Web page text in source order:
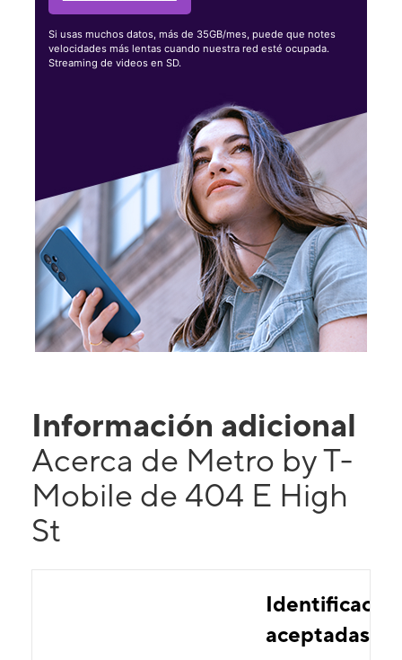
Si usas muchos datos, más de 35GB/mes, puede que notes
velocidades más lentas cuando nuestra red esté ocupada.
Streaming de videos en SD.
Información adicional
Acerca de Metro by T-
Mobile de 404 E High
St
aceptadas